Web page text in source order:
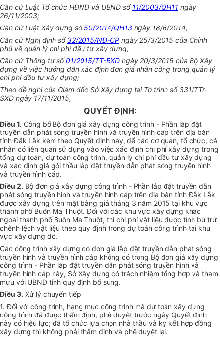
Căn cứ Luật Tổ chức HĐND và UBND số11/2003/QH11 ngày
26/11/2003;
Căn cứ Luật Xây dựng số50/2014/QH13 ngày 18/6/2014;
Căn cứ Nghị định số32/2015/NĐ-CP ngày 25/3/2015 của Chính
phủ về quản lý chi phí đầu tư xây dựng;
Căn cứ Thông tư số01/2015/TT-BXD ngày 20/3/2015 của Bộ Xây
dựng về việc hướng dẫn xác định đơn giá nhân công trong quản lý
chi phí đầu tư xây dựng;
Theo đề nghị của Giám đốc Sở Xây dựng tại Tờ trình số 331/TTr-
SXD ngày 17/11/2015,
QUYẾT ĐỊNH:
Điều 1. Công bố Bộ đơn giá xây dựng công trình - Phần lắp đặt
truyền dẫn phát sóng truyền hình và truyền hình cáp trên địa bàn
tỉnh Đắk Lắk kèm theo Quyết định này, để các cơ quan, tổ chức, cá
nhân có liên quan sử dụng vào việc xác định chi phí xây dựng trong
tổng dự toán, dự toán công trình, quản lý chi phí đầu tư xây dựng
và xác định giá gói thầu lắp đặt truyền dẫn phát sóng truyền hình
và truyền hình cáp.
Điều 2. Bộ đơn giá xây dựng công trình - Phần lắp đặt truyền dẫn
phát sóng truyền hình và truyền hình cáp trên địa bàn tỉnh Đắk Lắk
được xây dựng trên mặt bằng giá tháng 3 năm 2015 tại khu vực
thành phố Buôn Ma Thuột. Đối với các khu vực xây dựng khác
ngoài thành phố Buôn Ma Thuột, thì chi phí vật liệu được tính bù trừ
chênh lệch vật liệu theo quy định trong dự toán công trình tại khu
vực xây dựng đó.
Các công trình xây dựng có đơn giá lắp đặt truyền dẫn phát sóng
truyền hình và truyền hình cáp không có trong Bộ đơn giá xây dựng
công trình - Phần lắp đặt truyền dẫn phát sóng truyền hình và
truyền hình cáp này, Sở Xây dựng có trách nhiệm tổng hợp và tham
mưu với UBND tỉnh quy định bổ sung.
Điều 3. Xử lý chuyển tiếp
1. Đối với công trình, hạng mục công trình mà dự toán xây dựng
công trình đã được thẩm định, phê duyệt trước ngày Quyết định
này có hiệu lực; đã tổ chức lựa chọn nhà thầu và ký kết hợp đồng
xây dựng thì không phải thẩm định và phê duyệt lại.